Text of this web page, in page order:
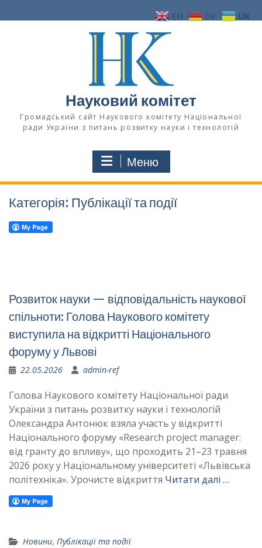
до
Науковий комітет
Громадський сайт Наукового комітету Національної
ради України з питань розвитку науки і технологій
Меню
Категорія: Публікації та події
Розвиток науки — відповідальність наукової
спільноти: Голова Наукового комітету
виступила на відкритті Національного
форуму у Львові
22.05.2026 admin-ref
Голова Наукового комітету Національної ради
України з питань розвитку науки і технологій
Олександра Антонюк взяла участь у відкритті
Національного форуму «Research project manager:
від гранту до впливу», що проходить 21–23 травня
2026 року у Національному університеті «Львівська
політехніка». Урочисте відкриття Читати далі …
Новини, Публікації та події
EN DE UK